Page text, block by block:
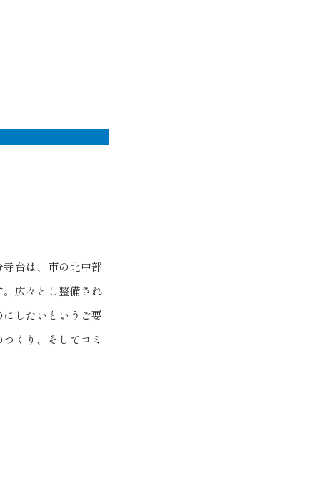
台は、市の北中部
広々とし整備され
したいというご要
くり、そしてコミ